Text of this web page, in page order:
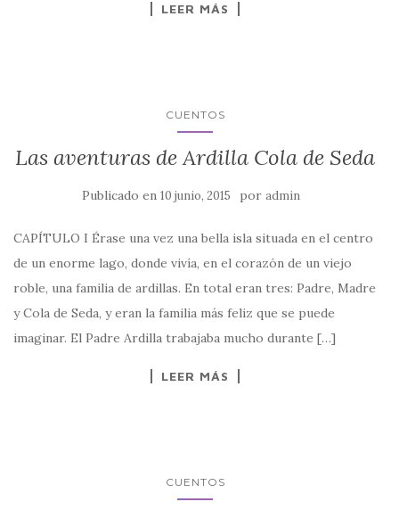
LEER MÁS
CUENTOS
Las aventuras de Ardilla Cola de Seda
Publicado en 10 junio, 2015 por admin
CAPÍTULO I Érase una vez una bella isla situada en el centro
de un enorme lago, donde vivía, en el corazón de un viejo
roble, una familia de ardillas. En total eran tres: Padre, Madre
y Cola de Seda, y eran la familia más feliz que se puede
imaginar. El Padre Ardilla trabajaba mucho durante […]
LEER MÁS
CUENTOS